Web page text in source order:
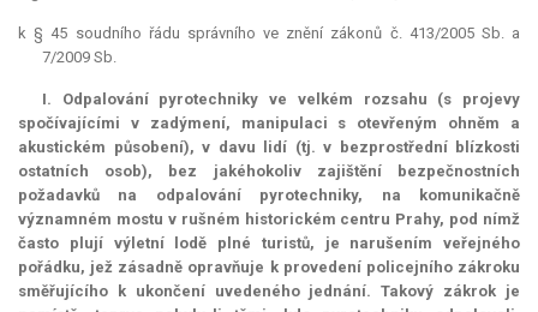
k § 45 soudního řádu správního ve znění zákonů č. 413/2005 Sb. a
7/2009 Sb.
I. Odpalování pyrotechniky ve velkém rozsahu (s projevy
spočívajícími v zadýmení, manipulaci s otevřeným ohněm a
akustickém působení), v davu lidí (tj. v bezprostřední blízkosti
ostatních osob), bez jakéhokoliv zajištění bezpečnostních
požadavků na odpalování pyrotechniky, na komunikačně
významném mostu v rušném historickém centru Prahy, pod nímž
často plují výletní lodě plné turistů, je narušením veřejného
pořádku, jež zásadně opravňuje k provedení policejního zákroku
směřujícího k ukončení uvedeného jednání. Takový zákrok je